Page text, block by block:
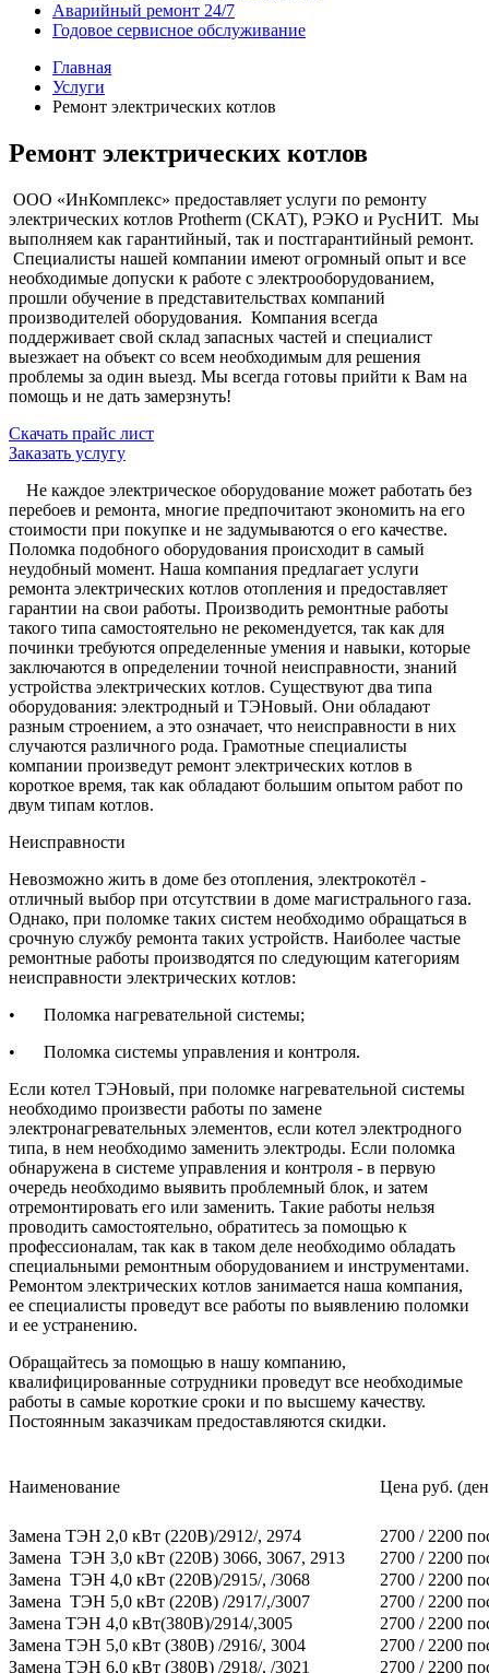
Аварийный ремонт 24/7
Годовое сервисное обслуживание
Главная
Услуги
Ремонт электрических котлов
Ремонт электрических котлов
ООО «ИнКомплекс» предоставляет услуги по ремонту
электрических котлов Protherm (СКАТ), РЭКО и РусНИТ. Мы
выполняем как гарантийный, так и постгарантийный ремонт.
Специалисты нашей компании имеют огромный опыт и все
необходимые допуски к работе с электрооборудованием,
прошли обучение в представительствах компаний
производителей оборудования. Компания всегда
поддерживает свой склад запасных частей и специалист
выезжает на объект со всем необходимым для решения
проблемы за один выезд. Мы всегда готовы прийти к Вам на
помощь и не дать замерзнуть!
Скачать прайс лист
Заказать услугу
Не каждое электрическое оборудование может работать без
перебоев и ремонта, многие предпочитают экономить на его
стоимости при покупке и не задумываются о его качестве.
Поломка подобного оборудования происходит в самый
неудобный момент. Наша компания предлагает услуги
ремонта электрических котлов отопления и предоставляет
гарантии на свои работы. Производить ремонтные работы
такого типа самостоятельно не рекомендуется, так как для
починки требуются определенные умения и навыки, которые
заключаются в определении точной неисправности, знаний
устройства электрических котлов. Существуют два типа
оборудования: электродный и ТЭНовый. Они обладают
разным строением, а это означает, что неисправности в них
случаются различного рода. Грамотные специалисты
компании произведут ремонт электрических котлов в
короткое время, так как обладают большим опытом работ по
двум типам котлов.
Неисправности
Невозможно жить в доме без отопления, электрокотёл -
отличный выбор при отсутствии в доме магистрального газа.
Однако, при поломке таких систем необходимо обращаться в
срочную службу ремонта таких устройств. Наиболее частые
ремонтные работы производятся по следующим категориям
неисправности электрических котлов:
•
Поломка нагревательной системы;
•
Поломка системы управления и контроля.
Если котел ТЭНовый, при поломке нагревательной системы
необходимо произвести работы по замене
электронагревательных элементов, если котел электродного
типа, в нем необходимо заменить электроды. Если поломка
обнаружена в системе управления и контроля - в первую
очередь необходимо выявить проблемный блок, и затем
отремонтировать его или заменить. Такие работы нельзя
проводить самостоятельно, обратитесь за помощью к
профессионалам, так как в таком деле необходимо обладать
специальными ремонтным оборудованием и инструментами.
Ремонтом электрических котлов занимается наша компания,
ее специалисты проведут все работы по выявлению поломки
и ее устранению.
Обращайтесь за помощью в нашу компанию,
квалифицированные сотрудники проведут все необходимые
работы в самые короткие сроки и по высшему качеству.
Постоянным заказчикам предоставляются скидки.
Наименование Цена руб.
Замена ТЭН 2,0 кВт (220В)/2912/, 2974 2700 / 2200
Замена ТЭН 3,0 кВт (220В) 3066, 3067, 2913
2700 / 2200
Замена ТЭН 4,0 кВт (220В)/2915/, /3068
2700 / 2200
Замена ТЭН 5,0 кВт (220В) /2917/,/3007
2700 / 2200
Замена ТЭН 4,0 кВт(380В)/2914/,3005
2700 / 2200
Замена ТЭН 5,0 кВт (380В) /2916/, 3004
2700 / 2200
Замена ТЭН 6,0 кВт (380В) /2918/, /3021
2700 / 2200